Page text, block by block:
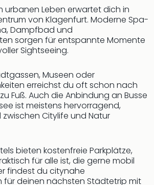
urbanen Leben erwartet dich in
von Klagenfurt. Moderne Spa-
Dampfbad und
sorgen für entspannte Momente
Sightseeing.
Museen oder
erreichst du oft schon nach
Fuß. Auch die Anbindung an Busse
ist meistens hervorragend,
Citylife und Natur
bieten kostenfreie Parkplätze,
für alle ist, die gerne mobil
findest du citynahe
für deinen nächsten Städtetrip mit